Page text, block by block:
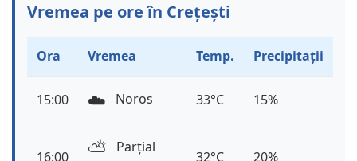
Vremea pe ore în Crețești
Ora Vremea Temp. Precipitații
15:00 ☁️ Noros 33°C 15%
16:00 ⛅️
Parțial
32°C 20%